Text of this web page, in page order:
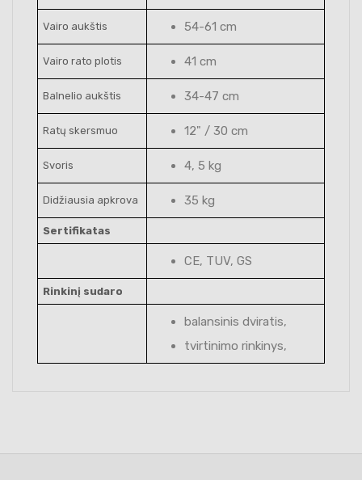
Vairo aukštis 54-61 cm
Vairo rato plotis 41 cm
Balnelio aukštis 34-47 cm
Ratų skersmuo 12" / 30 cm
Svoris 4, 5 kg
Didžiausia apkrova 35 kg
Sertifikatas
CE, TUV, GS
Rinkinį sudaro
balansinis dviratis,
tvirtinimo rinkinys,